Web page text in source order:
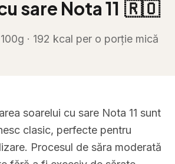
sare Nota 11 🇷🇴
· 192 kcal per o porție mică
soarelui cu sare Nota 11 sunt
clasic, perfecte pentru
Procesul de săra moderată